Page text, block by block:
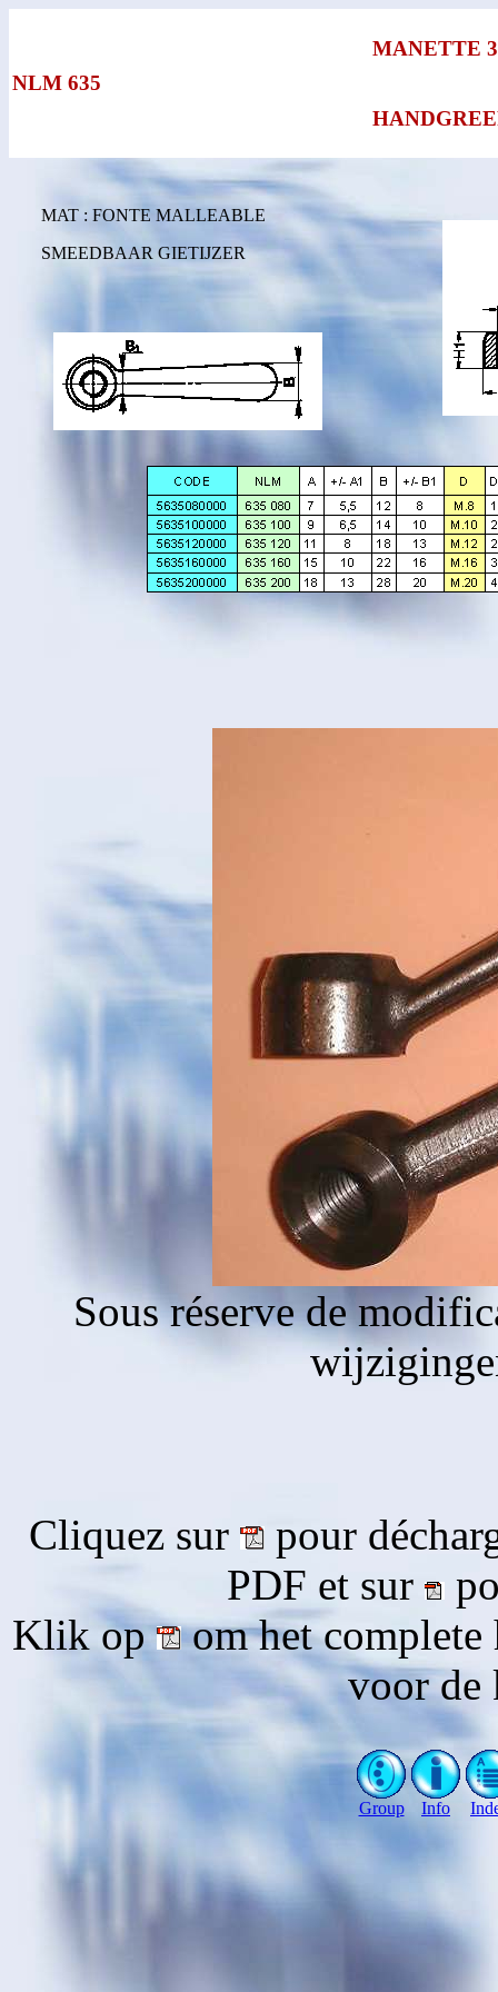
NLM 635
MANETTE
MAT : FONTE MALLEABLE
SMEEDBAAR GIETIJZER
Sous réserve de
Cliquez sur
pour
PDF et sur
Klik op om het complete
voor de
Group Info